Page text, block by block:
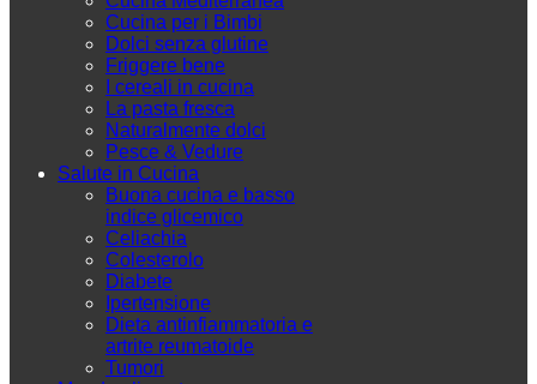
Cucina per i Bimbi
Dolci senza glutine
Friggere bene
I cereali in cucina
La pasta fresca
Naturalmente dolci
Pesce & Vedure
Salute in Cucina
Buona cucina e basso
indice glicemico
Celiachia
Colesterolo
Diabete
Ipertensione
Dieta antinfiammatoria e
artrite reumatoide
Tumori